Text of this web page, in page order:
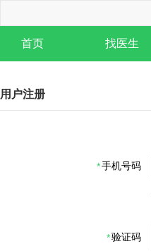
首页 找医生
用户注册
手机号码
验证码